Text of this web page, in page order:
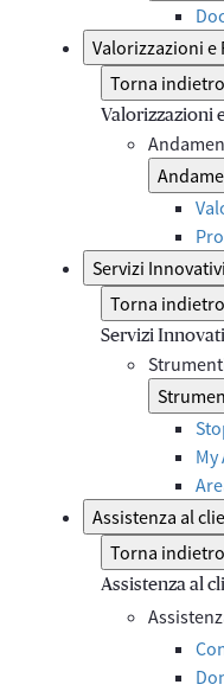
Valorizzazioni e
Torna indietro
Valorizzazioni
Servizi Innovativi
Torna indietro
Servizi
My
Assistenza al
Torna indietro
Assistenza al